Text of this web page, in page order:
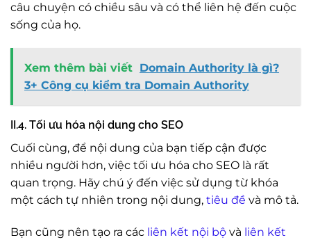
câu chuyện có chiều sâu và có thể liên hệ đến cuộc
sống của họ.
Xem thêm bài viết Domain Authority là gì?
3+ Công cụ kiểm tra Domain Authority
II.4. Tối ưu hóa nội dung cho SEO
Cuối cùng, để nội dung của bạn tiếp cận được
nhiều người hơn, việc tối ưu hóa cho SEO là rất
quan trọng. Hãy chú ý đến việc sử dụng từ khóa
một cách tự nhiên trong nội dung, tiêu đề và mô tả.
Bạn cũng nên tạo ra các liên kết nội bộ và liên kết